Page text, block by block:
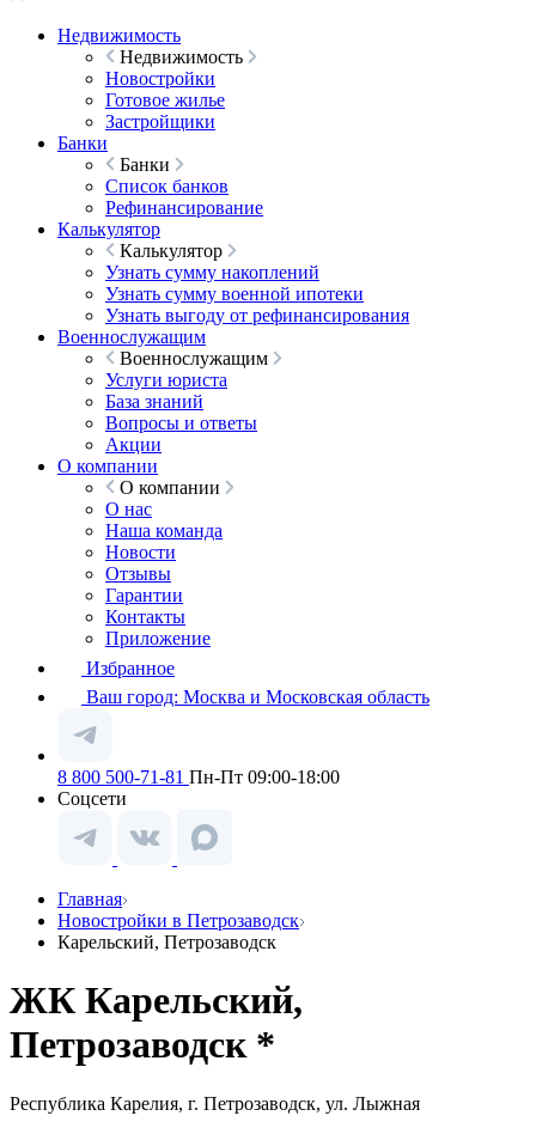
Недвижимость
Недвижимость
Новостройки
Готовое жилье
Застройщики
Банки
Банки
Список банков
Рефинансирование
Калькулятор
Калькулятор
Узнать сумму накоплений
Узнать сумму военной ипотеки
Узнать выгоду от рефинансирования
Военнослужащим
Военнослужащим
Услуги юриста
База знаний
Вопросы и ответы
Акции
О компании
О компании
О нас
Наша команда
Новости
Отзывы
Гарантии
Контакты
Приложение
Избранное
Ваш город: Москва и Московская область
8 800 500-71-81 Пн-Пт 09:00-18:00
Соцсети
Главная
Новостройки в Петрозаводск
Карельский, Петрозаводск
ЖК Карельский,
Петрозаводск *
Республика Карелия, г. Петрозаводск, ул. Лыжная